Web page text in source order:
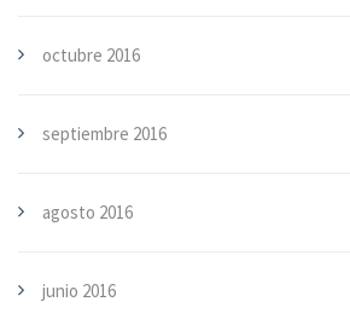
octubre 2016
septiembre 2016
agosto 2016
junio 2016